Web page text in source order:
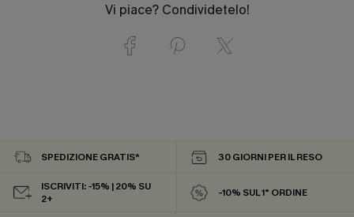
Vi piace? Condividetelo!
SPEDIZIONE GRATIS* 30 GIORNI PER IL RESO
ISCRIVITI: -15% | 20% SU
2+
-10% SUL 1° ORDINE